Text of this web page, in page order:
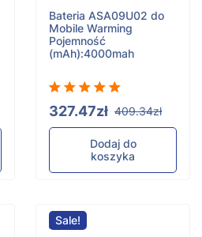
Bateria ASA09U02 do
Mobile Warming
Pojemność
(mAh):4000mah
327.47zł 409.34zł
Dodaj do
koszyka
Sale!